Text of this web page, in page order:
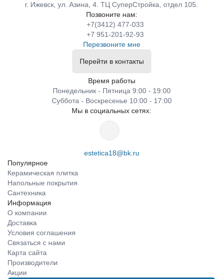
г. Ижевск, ул. Азина, 4. ТЦ СуперСтройка, отдел 105.
Позвоните нам:
+7(3412) 477-033
+7 951-201-92-93
Перезвоните мне
Перейти в контакты
Время работы
Понедельник - Пятница 9:00 - 19:00
Суббота - Воскресенье 10:00 - 17:00
Мы в социальных сетях:
estetica18@bk.ru
Популярное
Керамическая плитка
Напольные покрытия
Сантехника
Информация
О компании
Доставка
Условия соглашения
Связаться с нами
Карта сайта
Производители
Акции